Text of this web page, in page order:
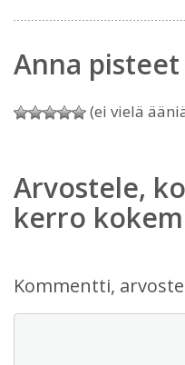
Anna pisteet
(ei vielä
Arvostele,
kerro
Kommentti,